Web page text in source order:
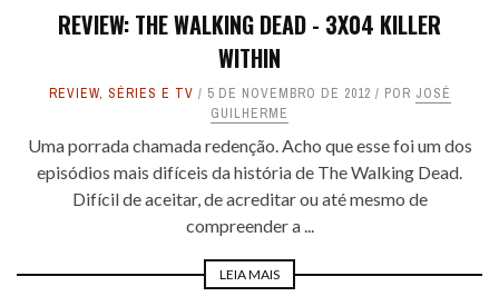
REVIEW: THE WALKING DEAD - 3X04 KILLER
WITHIN
REVIEW, SÉRIES E TV 5 DE NOVEMBRO DE 2012 POR JOSÉ
GUILHERME
Uma porrada chamada redenção. Acho que esse foi um dos
episódios mais difíceis da história de The Walking Dead.
Difícil de aceitar, de acreditar ou até mesmo de
compreender a ...
LEIA MAIS